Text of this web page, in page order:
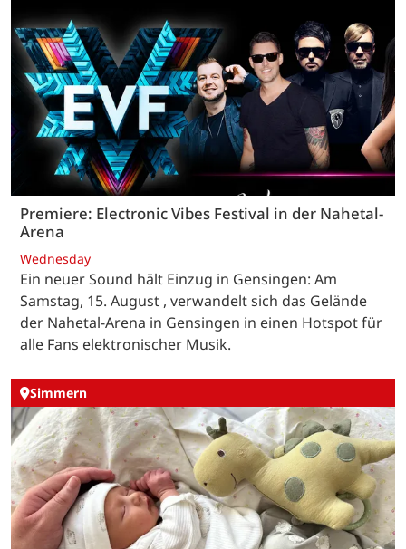
Premiere: Electronic Vibes Festival in der Nahetal-
Arena
Wednesday
Ein neuer Sound hält Einzug in Gensingen: Am
Samstag, 15. August , verwandelt sich das Gelände
der Nahetal-Arena in Gensingen in einen Hotspot für
alle Fans elektronischer Musik.
Simmern